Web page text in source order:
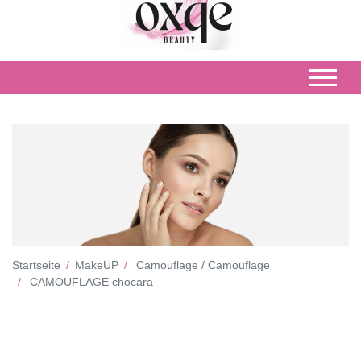
Startseite MakeUP
Camouflage / Camouflage
CAMOUFLAGE chocara